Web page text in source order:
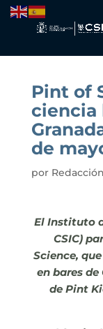
Pint of
ciencia
de
por
El Instituto
CSIC)
Science,
en bares
de Pint